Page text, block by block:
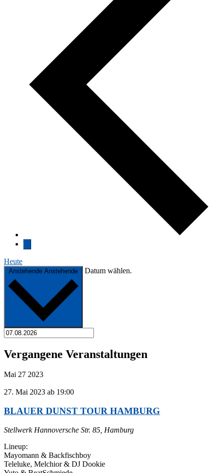
Heute
Anstehende Anstehende Datum wählen.
Vergangene Veranstaltungen
Mai 27 2023
27. Mai 2023 ab 19:00
BLAUER DUNST TOUR HAMBURG
Stellwerk Hannoversche Str. 85, Hamburg
Lineup:
Mayomann & Backfischboy
Teleluke, Melchior & DJ Dookie